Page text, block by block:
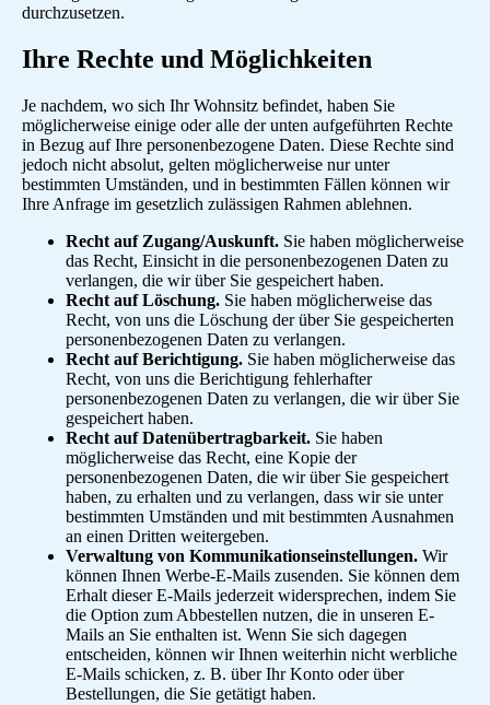
durchzusetzen.
Ihre Rechte und Möglichkeiten
Je nachdem, wo sich Ihr Wohnsitz befindet, haben Sie
möglicherweise einige oder alle der unten aufgeführten Rechte
in Bezug auf Ihre personenbezogene Daten. Diese Rechte sind
jedoch nicht absolut, gelten möglicherweise nur unter
bestimmten Umständen, und in bestimmten Fällen können wir
Ihre Anfrage im gesetzlich zulässigen Rahmen ablehnen.
Recht auf Zugang/Auskunft. Sie haben möglicherweise
das Recht, Einsicht in die personenbezogenen Daten zu
verlangen, die wir über Sie gespeichert haben.
Recht auf Löschung. Sie haben möglicherweise das
Recht, von uns die Löschung der über Sie gespeicherten
personenbezogenen Daten zu verlangen.
Recht auf Berichtigung. Sie haben möglicherweise das
Recht, von uns die Berichtigung fehlerhafter
personenbezogenen Daten zu verlangen, die wir über Sie
gespeichert haben.
Recht auf Datenübertragbarkeit. Sie haben
möglicherweise das Recht, eine Kopie der
personenbezogenen Daten, die wir über Sie gespeichert
haben, zu erhalten und zu verlangen, dass wir sie unter
bestimmten Umständen und mit bestimmten Ausnahmen
an einen Dritten weitergeben.
Verwaltung von Kommunikationseinstellungen. Wir
können Ihnen Werbe-E-Mails zusenden. Sie können dem
Erhalt dieser E-Mails jederzeit widersprechen, indem Sie
die Option zum Abbestellen nutzen, die in unseren E-
Mails an Sie enthalten ist. Wenn Sie sich dagegen
entscheiden, können wir Ihnen weiterhin nicht werbliche
E-Mails schicken, z. B. über Ihr Konto oder über
Bestellungen, die Sie getätigt haben.